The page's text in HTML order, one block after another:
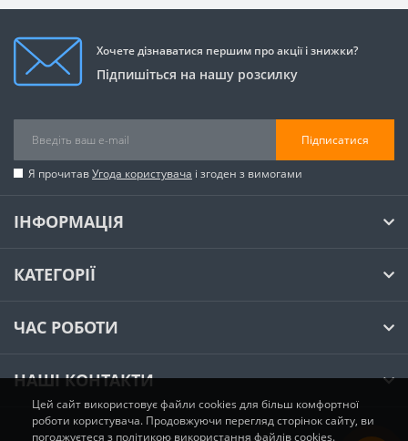
Хочете дізнаватися першим про акції і знижки?
Підпишіться на нашу розсилку
Підписатися
Я прочитавУгода користувача і згоден з вимогами
ІНФОРМАЦІЯ
КАТЕГОРІЇ
ЧАС РОБОТИ
НАШІ КОНТАКТИ
Цей сайт використовує файли cookies для більш комфортної
роботи користувача. Продовжуючи перегляд сторінок сайту, ви
погоджуєтеся з політикою використання файлів cookies.